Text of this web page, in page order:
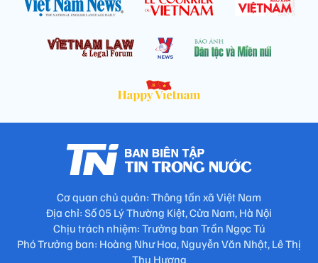
Cơ quan chủ quản: Thông tấn xã Việt Nam
Địa chỉ: Số 05 Lý Thường Kiệt, Cửa Nam, Hà Nội
Chịu trách nhiệm: Trưởng ban Trần Ngọc Tú
Phó Trưởng ban: Hoàng Như Hoa, Nguyễn Văn Nhật, Lê Thị
Thu Hương